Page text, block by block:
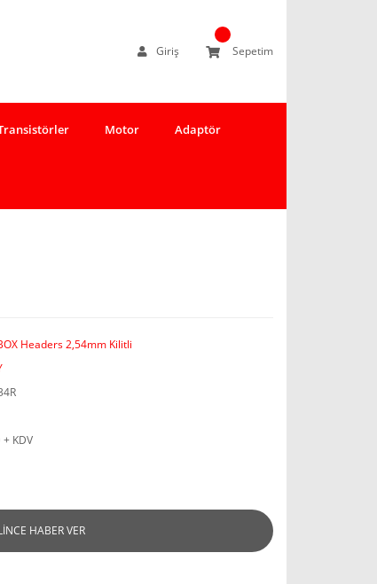
Giriş Sepetim
Motor Adaptör
Headers 2,54mm Kilitli
KDV
HABER VER